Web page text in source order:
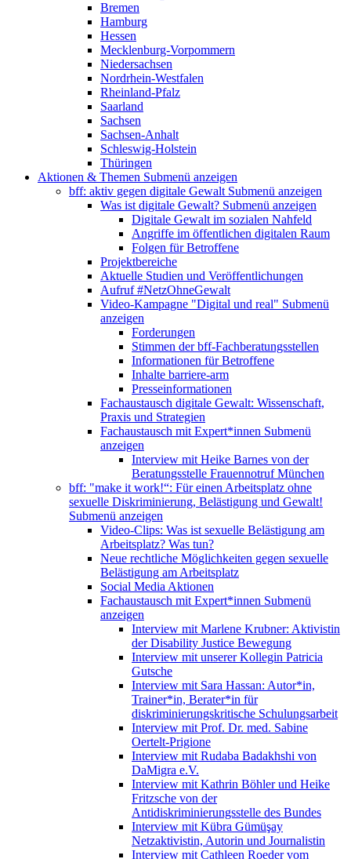
Bremen
Hamburg
Hessen
Mecklenburg-Vorpommern
Niedersachsen
Nordrhein-Westfalen
Rheinland-Pfalz
Saarland
Sachsen
Sachsen-Anhalt
Schleswig-Holstein
Thüringen
Aktionen & Themen Submenü anzeigen
bff: aktiv gegen digitale Gewalt Submenü anzeigen
Was ist digitale Gewalt? Submenü anzeigen
Digitale Gewalt im sozialen Nahfeld
Angriffe im öffentlichen digitalen Raum
Folgen für Betroffene
Projektbereiche
Aktuelle Studien und Veröffentlichungen
Aufruf #NetzOhneGewalt
Video-Kampagne "Digital und real" Submenü
anzeigen
Forderungen
Stimmen der bff-Fachberatungsstellen
Informationen für Betroffene
Inhalte barriere-arm
Presseinformationen
Fachaustausch digitale Gewalt: Wissenschaft,
Praxis und Strategien
Fachaustausch mit Expert*innen Submenü
anzeigen
Interview mit Heike Barnes von der
Beratungsstelle Frauennotruf München
bff: "make it work!“: Für einen Arbeitsplatz ohne
sexuelle Diskriminierung, Belästigung und Gewalt!
Submenü anzeigen
Video-Clips: Was ist sexuelle Belästigung am
Arbeitsplatz? Was tun?
Neue rechtliche Möglichkeiten gegen sexuelle
Belästigung am Arbeitsplatz
Social Media Aktionen
Fachaustausch mit Expert*innen Submenü
anzeigen
Interview mit Marlene Krubner: Aktivistin
der Disability Justice Bewegung
Interview mit unserer Kollegin Patricia
Gutsche
Interview mit Sara Hassan: Autor*in,
Trainer*in, Berater*in für
diskriminierungskritische Schulungsarbeit
Interview mit Prof. Dr. med. Sabine
Oertelt-Prigione
Interview mit Rudaba Badakhshi von
DaMigra e.V.
Interview mit Kathrin Böhler und Heike
Fritzsche von der
Antidiskriminierungsstelle des Bundes
Interview mit Kübra Gümüşay
Netzaktivistin, Autorin und Journalistin
Interview mit Cathleen Roeder vom